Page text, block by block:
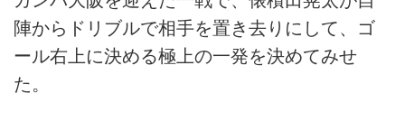
陣からドリブルで相手を置き去りにして、ゴ
ール右上に決める極上の一発を決めてみせ
た。